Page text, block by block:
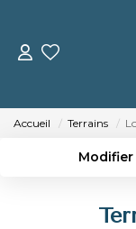
Accueil Terrains